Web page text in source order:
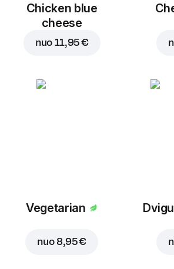
Chicken blue
cheese
nuo 11,95 €
Vegetarian
nuo 8,95 €